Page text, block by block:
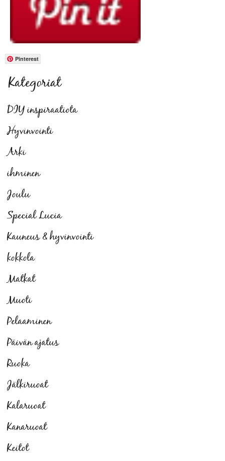
Pinterest
Kategoriat
DIY inspiraatiota
Hyvinvointi
Arki
ihminen
Joulu
Special Lucia
Kauneus & hyvinvointi
kokkola
Matkat
Muoti
Pelaaminen
Päivän ajatus
Ruoka
Jälkiruoat
Kalaruoat
Kanaruoat
Keitot